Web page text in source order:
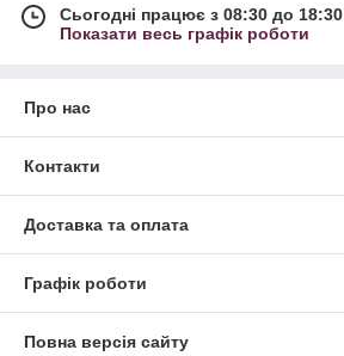
Сьогодні працює з 08:30 до 18:30
Показати весь графік роботи
Про нас
Контакти
Доставка та оплата
Графік роботи
Повна версія сайту